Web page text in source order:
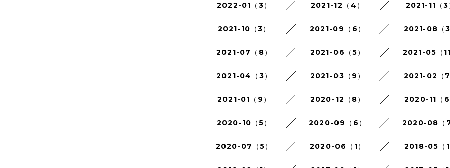
2022-01（3） 2021-12（4） 2021-11（3
2021-10（3） 2021-09（6） 2021-08（3
2021-07（8） 2021-06（5） 2021-05（11
2021-04（3） 2021-03（9） 2021-02（7
2021-01（9） 2020-12（8） 2020-11（6
2020-10（5） 2020-09（6） 2020-08（7
2020-07（5） 2020-06（1） 2018-05（1